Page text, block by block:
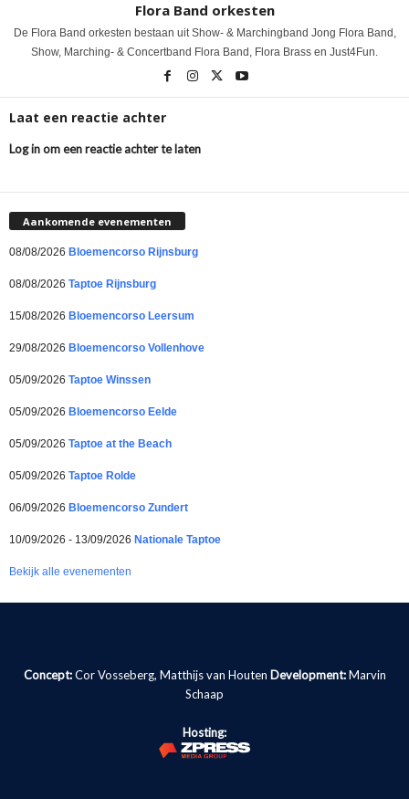
Flora Band orkesten
De Flora Band orkesten bestaan uit Show- & Marchingband Jong Flora Band,
Show, Marching- & Concertband Flora Band, Flora Brass en Just4Fun.
Laat een reactie achter
Log in om een reactie achter te laten
Aankomende evenementen
08/08/2026 Bloemencorso Rijnsburg
08/08/2026 Taptoe Rijnsburg
15/08/2026 Bloemencorso Leersum
29/08/2026 Bloemencorso Vollenhove
05/09/2026 Taptoe Winssen
05/09/2026 Bloemencorso Eelde
05/09/2026 Taptoe at the Beach
05/09/2026 Taptoe Rolde
06/09/2026 Bloemencorso Zundert
10/09/2026 - 13/09/2026 Nationale Taptoe
Bekijk alle evenementen
Concept:Cor Vosseberg, Matthijs van Houten Development: Marvin
Schaap
Hosting: